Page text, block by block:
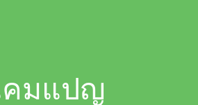
คมแปญ